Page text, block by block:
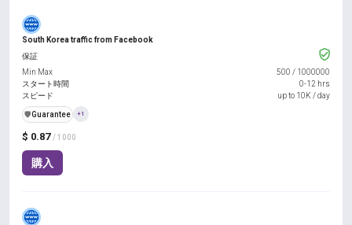
South Korea traffic from Facebook
$ 0.87 / 1000
購入
保証
Min Max
500 / 1000000
スタート時間
0-12 hrs
スピード
up to 10K / day
️🛡️Guarantee +1